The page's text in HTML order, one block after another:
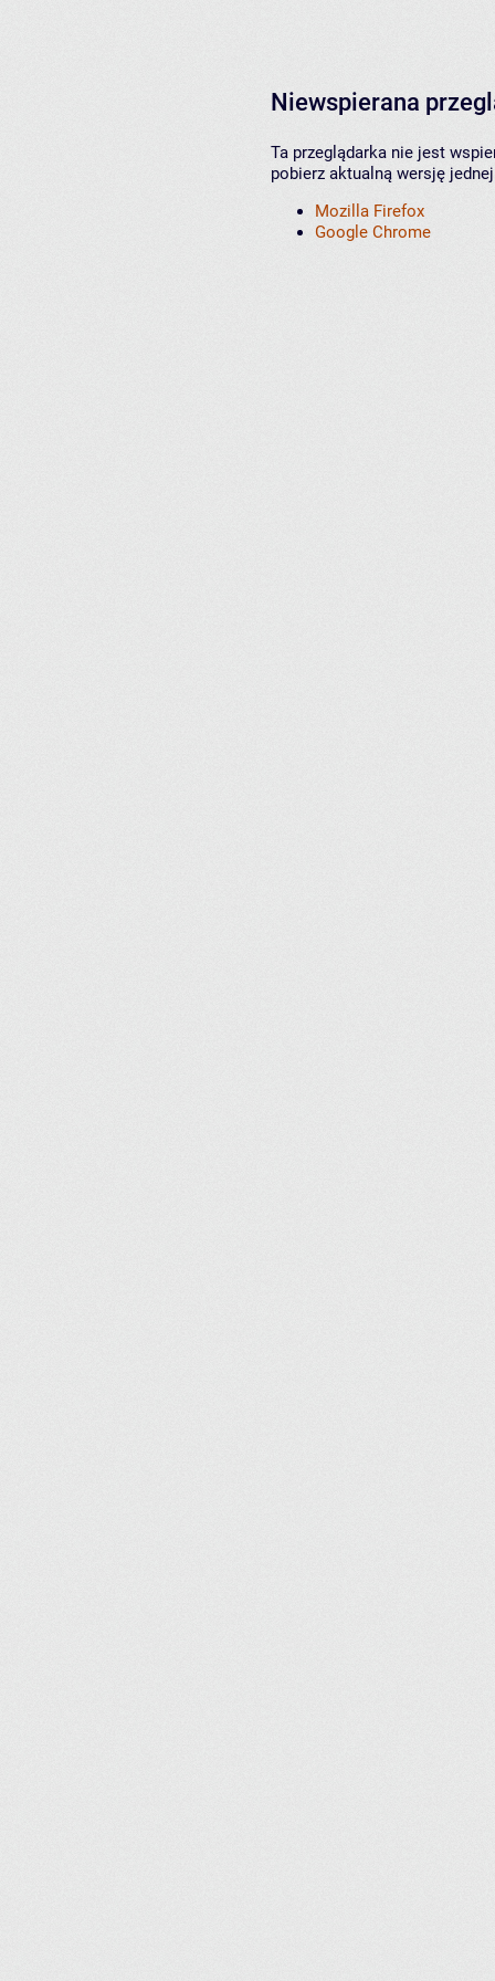
Niewspierana
Ta przeglądarka nie jest
pobierz aktualną wersję
Mozilla Firefox
Google Chrome